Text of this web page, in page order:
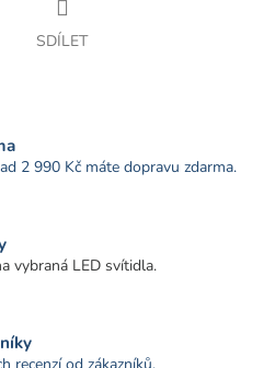
SDÍLET
2 990 Kč máte dopravu zdarma.
vybraná LED svítidla.
recenzí od zákazníků.